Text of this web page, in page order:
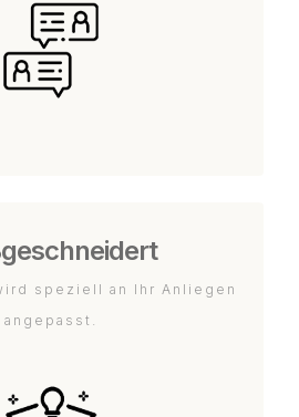
speziell an Ihr Anliegen
angepasst.